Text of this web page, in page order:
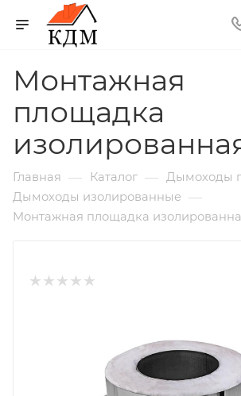
Монтажная
площадка
Главная — Каталог — Дымоходы
Дымоходы изолированные —
Монтажная площадка